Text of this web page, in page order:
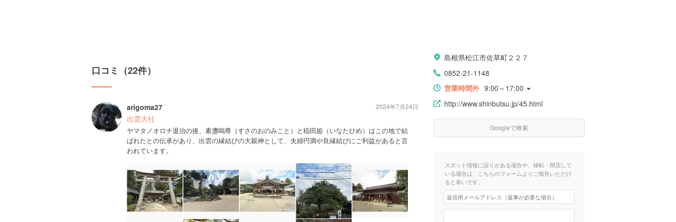
口コミ（22件）
arigoma27
出雲大社
ヤマタノオロチ退治の後、素盞嗚尊（すさのおのみこと）と稲田姫（いなたひめ）はこの地で結
ばれたとの伝承があり、出雲の縁結びの大親神として、夫婦円満や良縁結びにご利益があると言
われています。
2024年7月24日
島根県松江市佐草町２２７
0852-21-1148
営業時間外 9:00～17:00
http://www.shinbutsu.jp/45.html
Googleで検索
スポット情報に誤りがある場合や、移転・閉店して
いる場合は、こちらのフォームよりご報告いただけ
ると幸いです。